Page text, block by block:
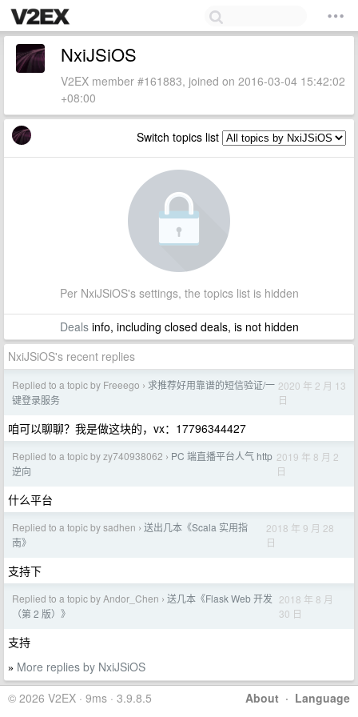
NxiJSiOS
V2EX member #161883, joined on 2016-03-04 15:42:02
+08:00
Switch topics list
Per NxiJSiOS's settings, the topics list is hidden
Dealsinfo, including closed deals, is not hidden
NxiJSiOS's recent replies
Replied to a topic by Freeego › 求推荐好用靠谱的短信验证/一
键登录服务
2020 年 2 月 13
日
咱可以聊聊？我是做这块的，vx：17796344427
Replied to a topic by zy740938062 › PC 端直播平台人气 http
逆向
2019 年 8 月 2
日
什么平台
Replied to a topic by sadhen › 送出几本《Scala 实用指
南》
2018 年 9 月 28
日
支持下
Replied to a topic by Andor_Chen › 送几本《Flask Web 开发
（第 2 版）》
2018 年 8 月
30 日
支持
» More replies by NxiJSiOS
About · Language
© 2026 V2EX · 9ms · 3.9.8.5